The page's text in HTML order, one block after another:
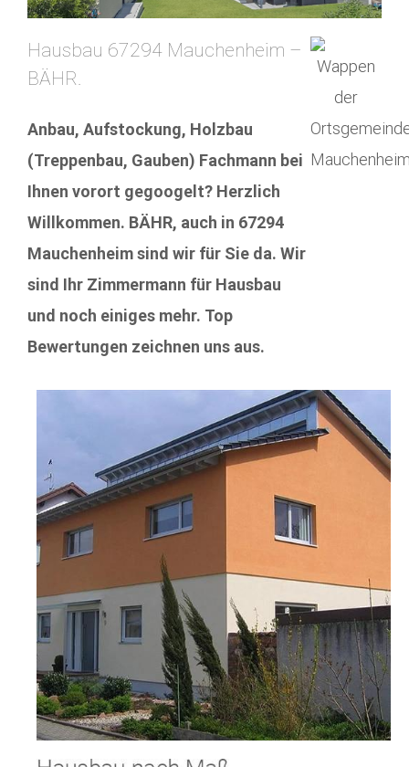
Hausbau 67294 Mauchenheim –
BÄHR.
Anbau, Aufstockung, Holzbau
(Treppenbau, Gauben) Fachmann bei
Ihnen vorort gegoogelt? Herzlich
Willkommen. BÄHR, auch in 67294
Mauchenheim sind wir für Sie da. Wir
sind Ihr Zimmermann für Hausbau
und noch einiges mehr. Top
Bewertungen zeichnen uns aus.